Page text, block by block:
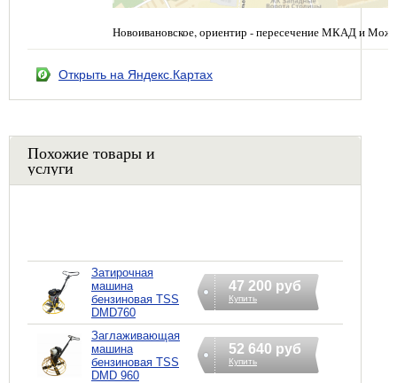
Новоивановское, ориентир - пересечение МКАД и
Открыть на Яндекс.Картах
Похожие товары и
услуги
Затирочная
машина
бензиновая TSS
DMD760
47 200 руб
Купить
Заглаживающая
машина
бензиновая TSS
DMD 960
52 640 руб
Купить